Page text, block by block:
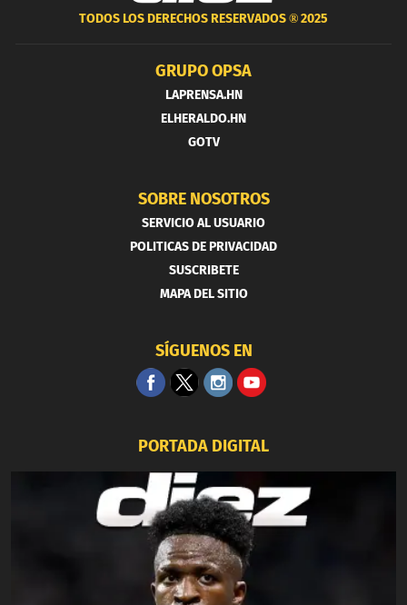
TODOS LOS DERECHOS RESERVADOS ®2025
GRUPO OPSA
LAPRENSA.HN
ELHERALDO.HN
GOTV
SOBRE NOSOTROS
SERVICIO AL USUARIO
POLITICAS DE PRIVACIDAD
SUSCRIBETE
MAPA DEL SITIO
SÍGUENOS EN
PORTADA DIGITAL